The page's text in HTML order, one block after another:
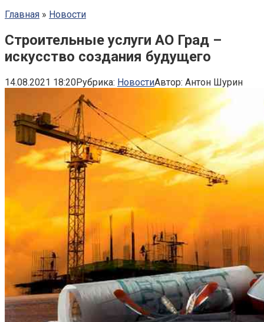
Главная » Новости
Строительные услуги АО Град –
искусство создания будущего
14.08.2021 18:20Рубрика: НовостиАвтор: Антон Шурин